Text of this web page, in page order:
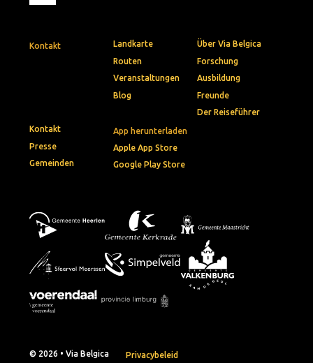
Kontakt
App herunterladen
Apple App Store
Google Play Store
Landkarte
Routen
Veranstaltungen
Blog
Über Via Belgica
Forschung
Ausbildung
Freunde
Der Reiseführer
Kontakt
Presse
Gemeinden
© 2026 • Via Belgica Privacybeleid